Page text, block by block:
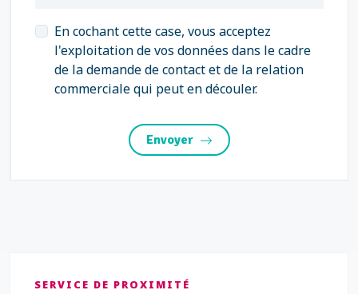
En cochant cette case, vous acceptez
l'exploitation de vos données dans le cadre
de la demande de contact et de la relation
commerciale qui peut en découler.
Envoyer
SERVICE DE PROXIMITÉ